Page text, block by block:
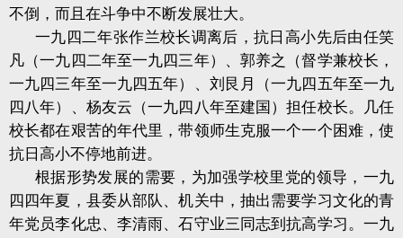
不倒，而且在斗争中不断发展壮大。
一九四二年张作兰校长调离后，抗日高小先后由任笑
凡（一九四二年至一九四三年）、郭养之（督学兼校长，
一九四三年至一九四五年）、刘艮月（一九四五年至一九
四八年）、杨友云（一九四八年至建国）担任校长。几任
校长都在艰苦的年代里，带领师生克服一个一个困难，使
抗日高小不停地前进。
根据形势发展的需要，为加强学校里党的领导，一九
四四年夏，县委从部队、机关中，抽出需要学习文化的青
年党员李化忠、李清雨、石守业三同志到抗高学习。一九